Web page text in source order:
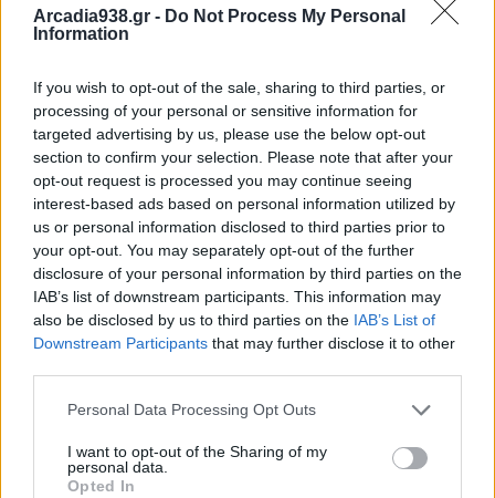
Arcadia938.gr - Do Not Process My Personal
Information
If you wish to opt-out of the sale, sharing to third parties, or
processing of your personal or sensitive information for
targeted advertising by us, please use the below opt-out
section to confirm your selection. Please note that after your
opt-out request is processed you may continue seeing
interest-based ads based on personal information utilized by
us or personal information disclosed to third parties prior to
your opt-out. You may separately opt-out of the further
disclosure of your personal information by third parties on the
IAB’s list of downstream participants. This information may
also be disclosed by us to third parties on the IAB’s List of
Downstream Participants that may further disclose it to other
Personal Data Processing Opt Outs
I want to opt-out of the Sharing of my
personal data.
Opted In
αφορούν χρονικές περιόδους έως και τις 31
Δεκεμβρίου 2023. Απαραίτητη προϋπόθεση είναι τα
συγκεκριμένα χρέη να μην βρίσκονταν σε ενεργή
ρύθμιση στις 21 Απριλίου 2026 ή να μην έχουν ήδη
υπαχθεί σε διαδικασία ρύθμισης μέχρι την
ημερομηνία υποβολής της αίτησης.
Δες αναλυτικά ποιοι μπορούν να ενταχθούν
στη ρύθμιση και ποια βήματα απαιτούνται για
την υποβολή αίτησης
Διάβασε σχετικά
Ο e-ΕΦΚΑ αξιοποιεί την ακίνητη περιουσία
του, ξεκινώντας από επτά ακίνητα σε Αθήνα